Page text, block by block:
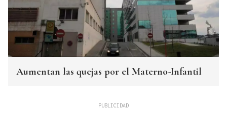
Aumentan las quejas por el Materno-Infantil